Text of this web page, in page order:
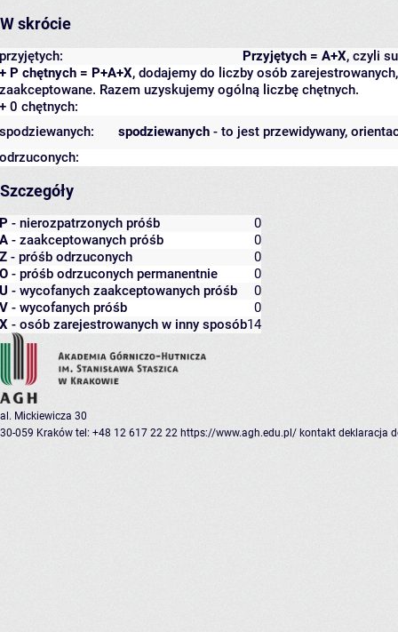
W skrócie
Przyjętych = A+X, czyli
przyjętych:
+ P chętnych = P+A+X, dodajemy do liczby osób
zaakceptowane. Razem uzyskujemy ogólną liczbę chętnych.
+ 0 chętnych:
spodziewanych - to jest przewidywany,
spodziewanych:
odrzuconych:
Szczegóły
P - nierozpatrzonych próśb
0
A - zaakceptowanych próśb
0
Z - próśb odrzuconych
0
O - próśb odrzuconych permanentnie
0
U - wycofanych zaakceptowanych próśb
0
V - wycofanych próśb
0
X - osób zarejestrowanych w inny sposób14
al. Mickiewicza 30
30-059 Kraków tel: +48 12 617 22 22 https://www.agh.edu.pl/ kontakt deklaracja